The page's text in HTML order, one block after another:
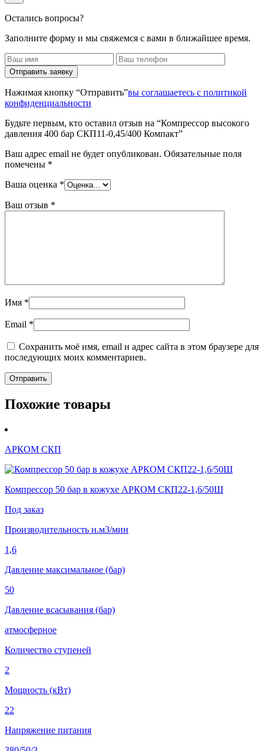
400
бар
0,45/400
Остались вопросы?
Заполните форму и мы свяжемся с вами в ближайшее время.
Отправить заявку
Нажимая кнопку “Отправить”вы соглашаетесь с политикой
конфиденциальности
Будьте первым, кто оставил отзыв на “Компрессор высокого
давления 400 бар СКП11-0,45/400 Компакт”
Ваш адрес email не будет опубликован. Обязательные поля
помечены *
Ваша оценка *
Ваш отзыв *
Имя *
Email *
Сохранить моё имя, email и адрес сайта в этом браузере для
последующих моих комментариев.
Похожие товары
АРКОМ СКП
Компрессор 50 бар в кожухе АРКОМ СКП22-1,6/50Ш
Под заказ
Производительность н.м3/мин
1,6
Давление максимальное (бар)
50
Давление всасывания (бар)
атмосферное
Количество ступеней
2
Мощность (кВт)
22
Напряжение питания